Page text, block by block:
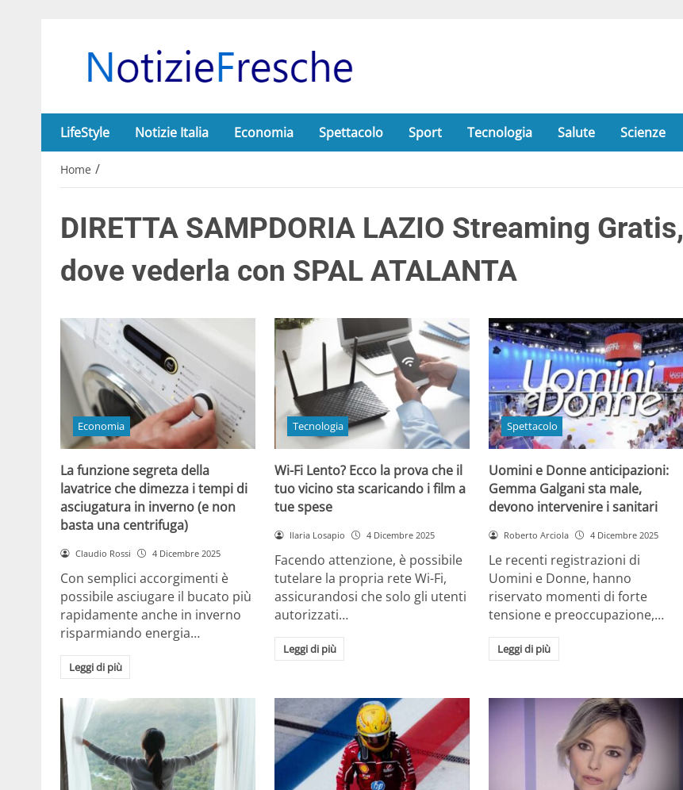
LifeStyle Notizie Italia Economia Spettacolo Sport Tecnologia Salute Scienze
Home /
DIRETTA SAMPDORIA LAZIO Streaming Gratis,
dove vederla con SPAL ATALANTA
Economia
La funzione segreta della
lavatrice che dimezza i tempi di
asciugatura in inverno (e non
basta una centrifuga)
Claudio Rossi 4 Dicembre 2025
Con semplici accorgimenti è
possibile asciugare il bucato più
rapidamente anche in inverno
risparmiando energia…
Leggi di più
Tecnologia
Wi-Fi Lento? Ecco la prova che il
tuo vicino sta scaricando i film a
tue spese
Ilaria Losapio 4 Dicembre 2025
Facendo attenzione, è possibile
tutelare la propria rete Wi-Fi,
assicurandosi che solo gli utenti
autorizzati…
Leggi di più
Spettacolo
Uomini e Donne anticipazioni:
Gemma Galgani sta male,
devono intervenire i sanitari
Roberto Arciola 4 Dicembre 2025
Le recenti registrazioni di
Uomini e Donne, hanno
riservato momenti di forte
tensione e preoccupazione,…
Leggi di più